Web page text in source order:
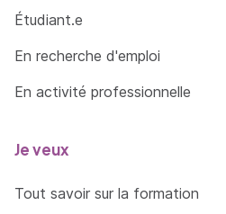
Étudiant.e
En recherche d'emploi
En activité professionnelle
Je veux
Tout savoir sur la formation